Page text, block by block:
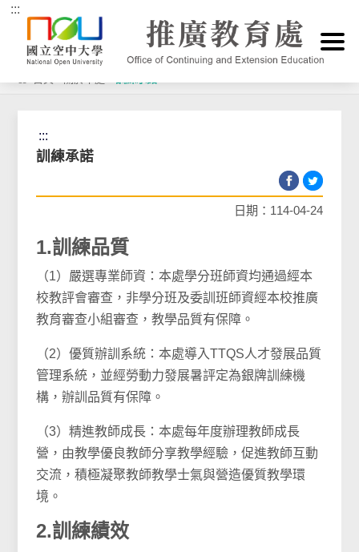
跳到主要內容區塊
:::
:::
訓練承諾
日期：114-04-24
1.訓練品質
（1）嚴選專業師資：本處學分班師資均通過經本
校教評會審查，非學分班及委訓班師資經本校推廣
教育審查小組審查，教學品質有保障。
（2）優質辦訓系統：本處導入TTQS人才發展品質
管理系統，並經勞動力發展暑評定為銀牌訓練機
構，辦訓品質有保障。
（3）精進教師成長：本處每年度辦理教師成長
營，由教學優良教師分享教學經驗，促進教師互動
交流，積極凝聚教師教學士氣與營造優質教學環
境。
2.訓練績效